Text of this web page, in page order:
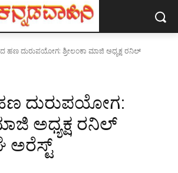
ಹಣ ದುರುಪಯೋಗ: ಶ್ರೀಲಂಕಾ ಮಾಜಿ ಅಧ್ಯಕ್ಷ ರನಿಲ್
ದುರುಪಯೋಗ:
ಅಧ್ಯಕ್ಷ ರನಿಲ್
ಅರೆಸ್ಟ್